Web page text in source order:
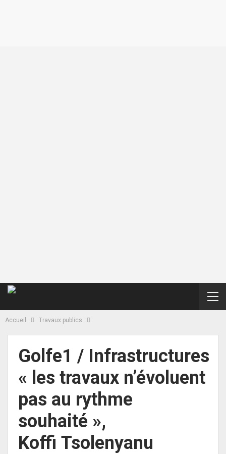
Accueil Travaux publics
Golfe1 / Infrastructures
« les travaux n’évoluent
pas au rythme
souhaité »,
Koffi Tsolenyanu